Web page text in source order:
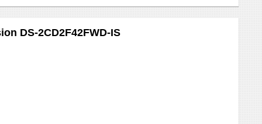
DS-2CD2F42FWD-IS